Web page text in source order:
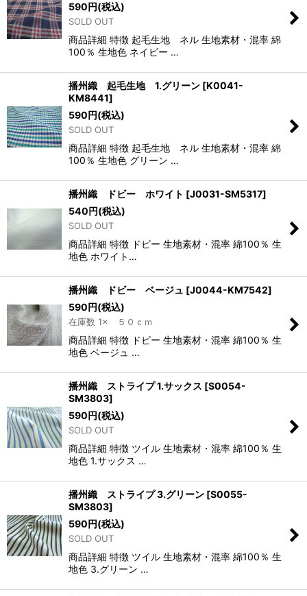
590円(税込)
SOLD OUT
商品詳細 特徴 起毛生地 ネル 生地素材・混率 綿
100％ 生地色 ネイビー …
播州織 起毛生地 1.グリーン [K0041-
KM8441]
590円(税込)
SOLD OUT
商品詳細 特徴 起毛生地 ネル 生地素材・混率 綿
100％ 生地色 グリーン …
播州織 ドビー ホワイト [J0031-SM5317]
540円(税込)
SOLD OUT
商品詳細 特徴 ドビー 生地素材・混率 綿100％ 生
地色 ホワイト…
播州織 ドビー ベージュ [J0044-KM7542]
590円(税込)
在庫数 1× ５０ｃｍ
商品詳細 特徴 ドビー 生地素材・混率 綿100％ 生
地色 ベージュ …
播州織 ストライプ 1.サックス [S0054-
SM3803]
590円(税込)
SOLD OUT
商品詳細 特徴 ツイル 生地素材・混率 綿100％ 生
地色 1.サックス …
播州織 ストライプ 3.グリーン [S0055-
SM3803]
590円(税込)
SOLD OUT
商品詳細 特徴 ツイル 生地素材・混率 綿100％ 生
地色 3.グリーン …